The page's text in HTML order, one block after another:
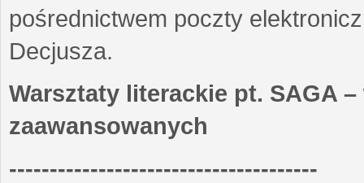
pośrednictwem poczty
Decjusza.
Warsztaty literackie pt. SAGA
zaawansowanych
--------------------------------------